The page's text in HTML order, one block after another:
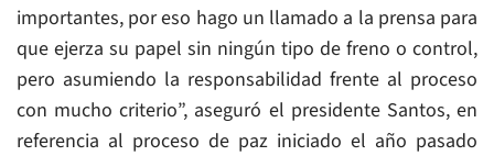
importantes, por eso hago un llamado a la prensa para
que ejerza su papel sin ningún tipo de freno o control,
pero asumiendo la responsabilidad frente al proceso
con mucho criterio”, aseguró el presidente Santos, en
referencia al proceso de paz iniciado el año pasado